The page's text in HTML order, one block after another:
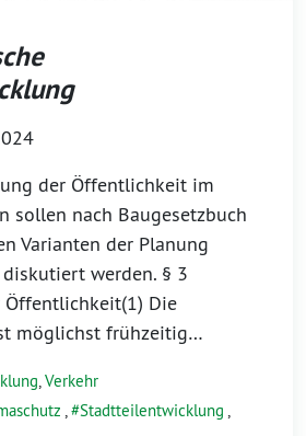
der Öffentlichkeit im
sollen nach Baugesetzbuch
Varianten der Planung
werden. § 3
Die
möglichst frühzeitig…
,Verkehr
, Stadtteilentwicklung ,